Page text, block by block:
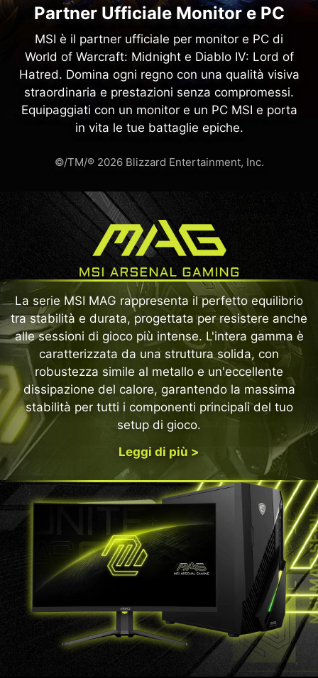
Partner Ufficiale Monitor e PC
MSI è il partner ufficiale per monitor e PC di
World of Warcraft: Midnight e Diablo IV: Lord of
Hatred. Domina ogni regno con una qualità visiva
straordinaria e prestazioni senza compromessi.
Equipaggiati con un monitor e un PC MSI e porta
in vita le tue battaglie epiche.
©/TM/® 2026 Blizzard Entertainment, Inc.
La serie MSI MAG rappresenta il perfetto equilibrio
tra stabilità e durata, progettata per resistere anche
alle sessioni di gioco più intense. L'intera gamma è
caratterizzata da una struttura solida, con
robustezza simile al metallo e un'eccellente
dissipazione del calore, garantendo la massima
stabilità per tutti i componenti principali del tuo
setup di gioco.
Leggi di più >